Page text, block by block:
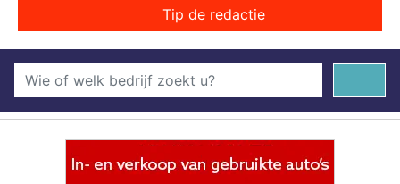
Tip de redactie